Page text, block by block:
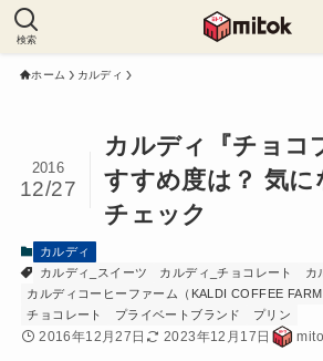
検索
ホーム カルディ
カルディ『チョコ
すすめ度は？ 気に
チェック
2016
12/27
カルディ
カルディ_スイーツ
カルディ_チョコレート
カ
カルディコーヒーファーム（KALDI COFFEE FARM
チョコレート
プライベートブランド プリン
2016年12月27日 2023年12月17日